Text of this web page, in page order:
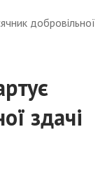
добровільної
здачі